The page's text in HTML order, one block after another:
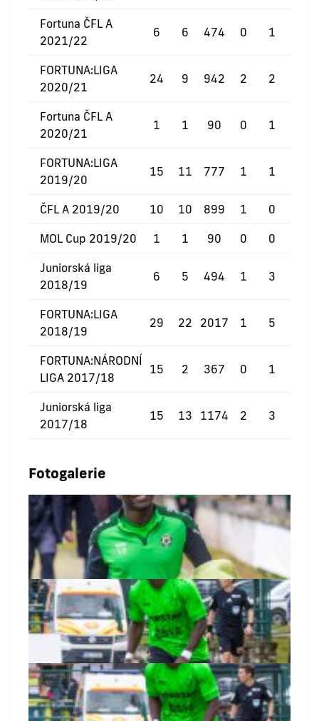
Fortuna ČFL A
2021/22
6 6 474 0 1
FORTUNA:LIGA
2020/21
24 9 942 2 2
Fortuna ČFL A
2020/21
1 1 90 0 1
FORTUNA:LIGA
2019/20
15 11 777 1 1
ČFL A 2019/20 10 10 899 1 0
MOL Cup 2019/20 1 1 90 0 0
Juniorská liga
2018/19
6 5 494 1 3
FORTUNA:LIGA
2018/19
29 22 2017 1 5
FORTUNA:NÁRODNÍ
LIGA 2017/18
15 2 367 0 1
Juniorská liga
2017/18
15 13 1174 2 3
Fotogalerie